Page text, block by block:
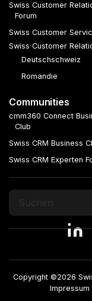
Swiss Customer
Forum
Swiss Customer
Swiss Customer
Deutschschweiz
Romandie
Communities
cmm360 Connect
Club
Swiss CRM Business
Swiss CRM Experten
Copyright ©2026
Impressum